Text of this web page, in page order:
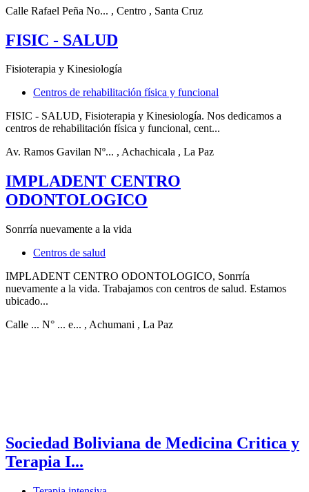
Calle Rafael Peña No... , Centro , Santa Cruz
FISIC - SALUD
Fisioterapia y Kinesiología
Centros de rehabilitación física y funcional
FISIC - SALUD, Fisioterapia y Kinesiología. Nos dedicamos a
centros de rehabilitación física y funcional, cent...
Av. Ramos Gavilan Nº... , Achachicala , La Paz
IMPLADENT CENTRO
ODONTOLOGICO
Sonrría nuevamente a la vida
Centros de salud
IMPLADENT CENTRO ODONTOLOGICO, Sonrría
nuevamente a la vida. Trabajamos con centros de salud. Estamos
ubicado...
Calle ... N° ... e... , Achumani , La Paz
Sociedad Boliviana de Medicina Critica y
Terapia I...